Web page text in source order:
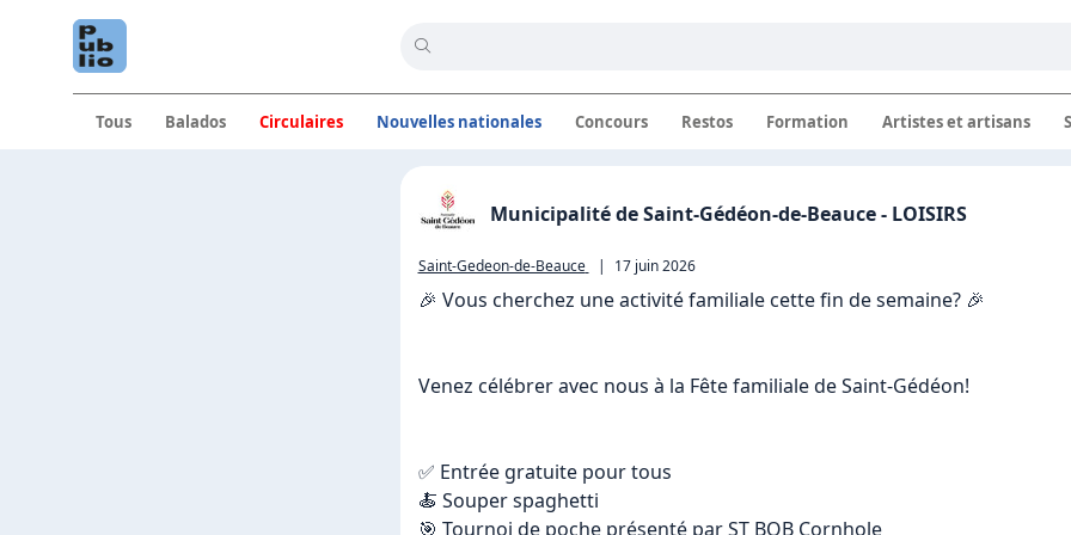
Tous Balados Circulaires Nouvelles nationales Concours Restos Formation Artistes et artisans
Annonces locales à Saint-Gedeon-
Municipalité de Saint-Gédéon-de-Beauce - LOISIRS
Saint-Gedeon-de-Beauce | 17 juin 2026
🎉 Vous cherchez une activité familiale cette fin de semaine? 🎉
Venez célébrer avec nous à la Fête familiale de Saint-Gédéon!
✅ Entrée gratuite pour tous
🍝 Souper spaghetti
🎯 Tournoi de poche présenté par ST BOB Cornhole